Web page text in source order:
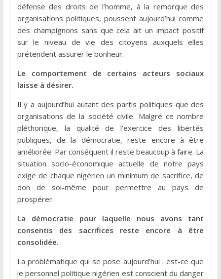
défense des droits de l’homme, à la remorque des
organisations politiques, poussent aujourd’hui comme
des champignons sans que cela ait un impact positif
sur le niveau de vie des citoyens auxquels elles
prétendent assurer le bonheur.
Le comportement de certains acteurs sociaux
laisse à désirer.
Il y a aujourd’hui autant des partis politiques que des
organisations de la société civile. Malgré ce nombre
pléthorique, la qualité de l’exercice des libertés
publiques, de la démocratie, reste encore à être
améliorée. Par conséquent il reste beaucoup à faire. La
situation socio-économique actuelle de notre pays
exige de chaque nigérien un minimum de sacrifice, de
don de soi-même pour permettre au pays de
prospérer.
La démocratie pour laquelle nous avons tant
consentis des sacrifices reste encore à être
consolidée.
La problématique qui se pose aujourd’hui : est-ce que
le personnel politique nigérien est conscient du danger